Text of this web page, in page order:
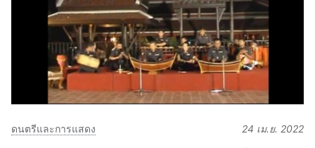
ดนตรีและการแสดง 24 เม.ย. 2022